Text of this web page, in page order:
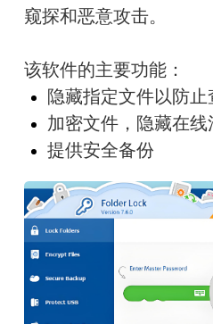
窥探和恶意攻击。
该软件的主要功能：
隐藏指定文件以防止
加密文件，隐藏在
提供安全备份